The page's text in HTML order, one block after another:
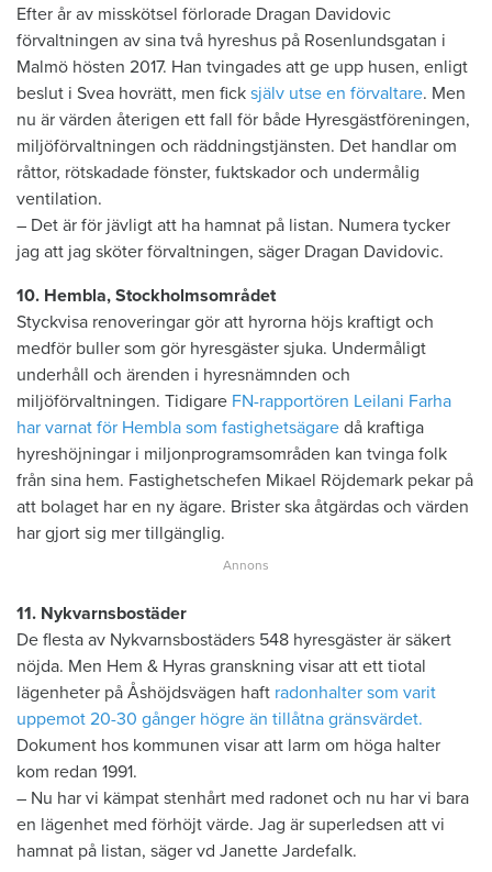
Efter år av misskötsel förlorade Dragan Davidovic
förvaltningen av sina två hyreshus på Rosenlundsgatan i
Malmö hösten 2017. Han tvingades att ge upp husen, enligt
beslut i Svea hovrätt, men fick själv utse en förvaltare. Men
nu är värden återigen ett fall för både Hyresgästföreningen,
miljöförvaltningen och räddningstjänsten. Det handlar om
råttor, rötskadade fönster, fuktskador och undermålig
ventilation.
– Det är för jävligt att ha hamnat på listan. Numera tycker
jag att jag sköter förvaltningen, säger Dragan Davidovic.
10. Hembla, Stockholmsområdet
Styckvisa renoveringar gör att hyrorna höjs kraftigt och
medför buller som gör hyresgäster sjuka. Undermåligt
underhåll och ärenden i hyresnämnden och
miljöförvaltningen. Tidigare FN-rapportören Leilani Farha
har varnat för Hembla som fastighetsägare då kraftiga
hyreshöjningar i miljonprogramsområden kan tvinga folk
från sina hem. Fastighetschefen Mikael Röjdemark pekar på
att bolaget har en ny ägare. Brister ska åtgärdas och värden
har gjort sig mer tillgänglig.
11. Nykvarnsbostäder
De flesta av Nykvarnsbostäders 548 hyresgäster är säkert
nöjda. Men Hem & Hyras granskning visar att ett tiotal
lägenheter på Åshöjdsvägen haft radonhalter som varit
uppemot 20-30 gånger högre än tillåtna gränsvärdet.
Dokument hos kommunen visar att larm om höga halter
kom redan 1991.
– Nu har vi kämpat stenhårt med radonet och nu har vi bara
en lägenhet med förhöjt värde. Jag är superledsen att vi
hamnat på listan, säger vd Janette Jardefalk.